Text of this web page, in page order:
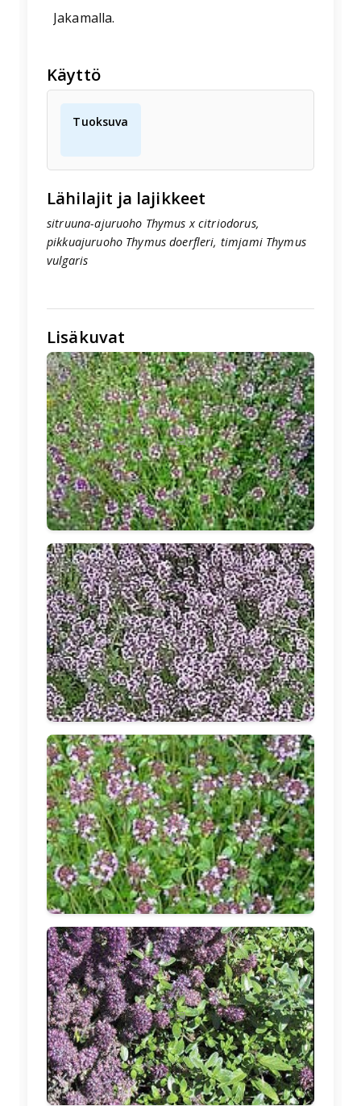
Jakamalla.
Käyttö
Tuoksuva
Lähilajit ja lajikkeet
sitruuna-ajuruoho Thymus x citriodorus,
pikkuajuruoho Thymus doerfleri, timjami Thymus
vulgaris
Lisäkuvat
🖼️
🖼️
🖼️
🖼️